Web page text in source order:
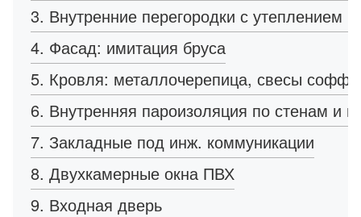
3. Внутренние перегородки с утеплением
4. Фасад: имитация бруса
5. Кровля: металлочерепица, свесы
6. Внутренняя пароизоляция по стенам и
7. Закладные под инж. коммуникации
8. Двухкамерные окна ПВХ
9. Входная дверь